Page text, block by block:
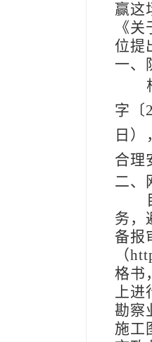
赢这
《
位提
一、
字〔
日
合理
二、
务，
备报
（
格书
上
勘察
施工